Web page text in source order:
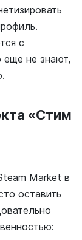
с
еще не знают,
«Стим
Market в
оставить